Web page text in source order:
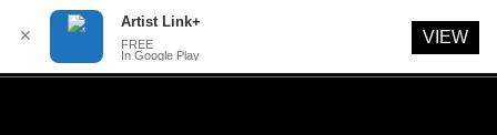
✕
Artist Link+
FREE
In Google Play
VIEW